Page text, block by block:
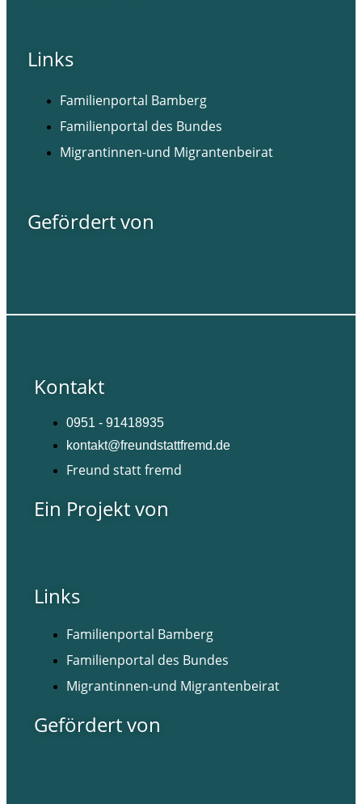
Links
Familienportal Bamberg
Familienportal des Bundes
Migrantinnen-und Migrantenbeirat
Gefördert von
Kontakt
0951 - 91418935
kontakt@freundstattfremd.de
Freund statt fremd
Ein Projekt von
Links
Familienportal Bamberg
Familienportal des Bundes
Migrantinnen-und Migrantenbeirat
Gefördert von